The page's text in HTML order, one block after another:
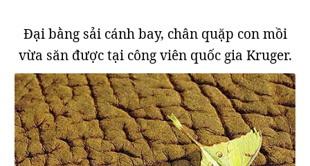
Đại bằng sải cánh bay, chân quặp con mồi
vừa săn được tại công viên quốc gia Kruger.